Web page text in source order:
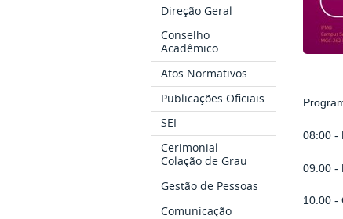
Direção Geral
Conselho
Acadêmico
Atos Normativos
Publicações Oficiais
SEI
Cerimonial -
Colação de Grau
Gestão de Pessoas
Comunicação
08:00 -
09:00 -
10:00 -